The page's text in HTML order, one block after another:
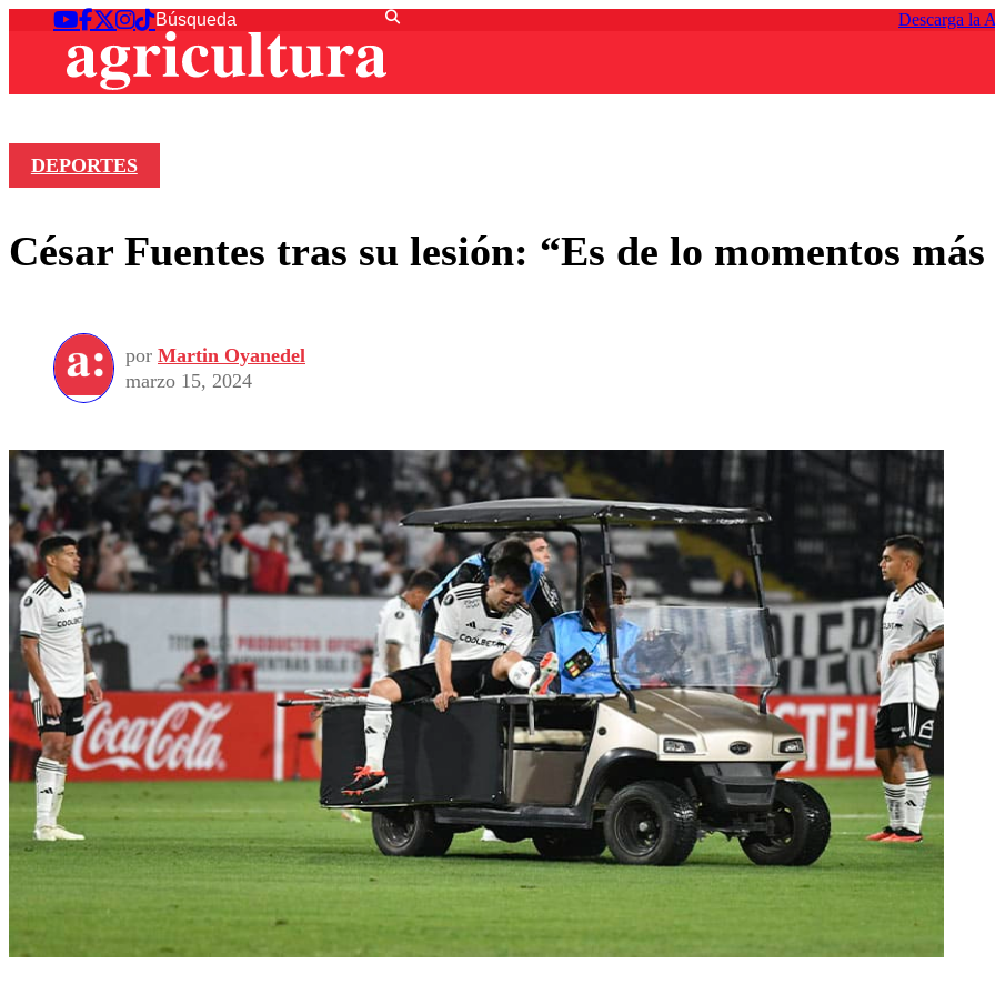
Descarga la
DEPORTES
César Fuentes tras su lesión: “Es de lo momentos
por Martin Oyanedel
marzo 15, 2024